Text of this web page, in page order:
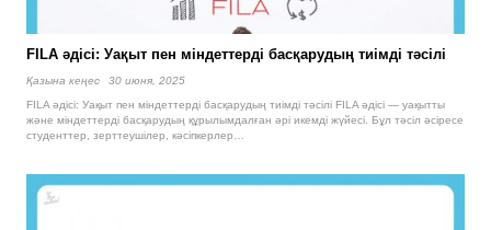
FILA әдісі: Уақыт пен міндеттерді басқарудың тиімді тәсілі
Қазына кеңес
30 июня, 2025
FILA әдісі: Уақыт пен міндеттерді басқарудың тиімді тәсілі FILA әдісі — уақытты
және міндеттерді басқарудың құрылымдалған әрі икемді жүйесі. Бұл тәсіл әсіресе
студенттер, зерттеушілер, кәсіпкерлер…